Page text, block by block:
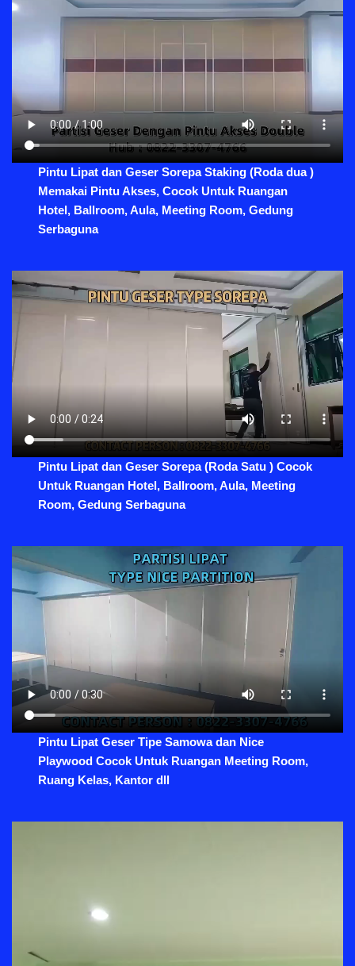
Pintu Lipat dan Geser Sorepa Staking (Roda dua )
Memakai Pintu Akses, Cocok Untuk Ruangan
Hotel, Ballroom, Aula, Meeting Room, Gedung
Serbaguna
Pintu Lipat dan Geser Sorepa (Roda Satu ) Cocok
Untuk Ruangan Hotel, Ballroom, Aula, Meeting
Room, Gedung Serbaguna
Pintu Lipat Geser Tipe Samowa dan Nice
Playwood Cocok Untuk Ruangan Meeting Room,
Ruang Kelas, Kantor dll